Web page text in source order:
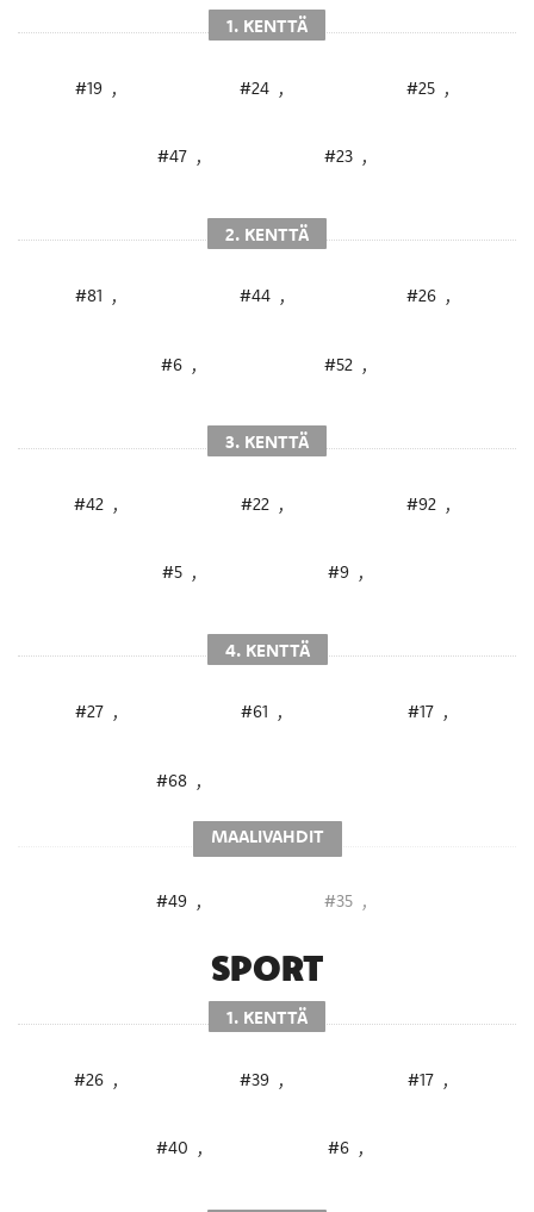
1. KENTTÄ
#19 , #24 , #25 ,
#47 , #23 ,
2. KENTTÄ
#81 , #44 , #26 ,
#6 , #52 ,
3. KENTTÄ
#42 , #22 , #92 ,
#5 , #9 ,
4. KENTTÄ
#27 , #61 , #17 ,
#68 ,
MAALIVAHDIT
#49 , #35 ,
SPORT
1. KENTTÄ
#26 , #39 , #17 ,
#40 , #6 ,